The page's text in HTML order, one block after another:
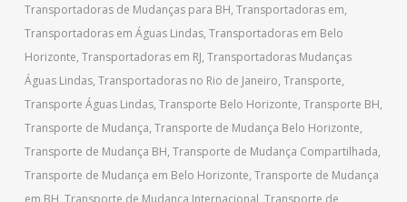
Transportadoras de Mudanças para BH, Transportadoras em,
Transportadoras em Águas Lindas, Transportadoras em Belo
Horizonte, Transportadoras em RJ, Transportadoras Mudanças
Águas Lindas, Transportadoras no Rio de Janeiro, Transporte,
Transporte Águas Lindas, Transporte Belo Horizonte, Transporte BH,
Transporte de Mudança, Transporte de Mudança Belo Horizonte,
Transporte de Mudança BH, Transporte de Mudança Compartilhada,
Transporte de Mudança em Belo Horizonte, Transporte de Mudança
em BH, Transporte de Mudança Internacional, Transporte de